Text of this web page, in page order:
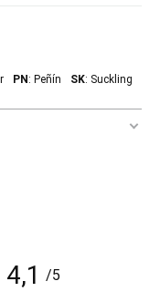
PN: Peñín SK: Suckling
grapes from
the rest
4,1 /5